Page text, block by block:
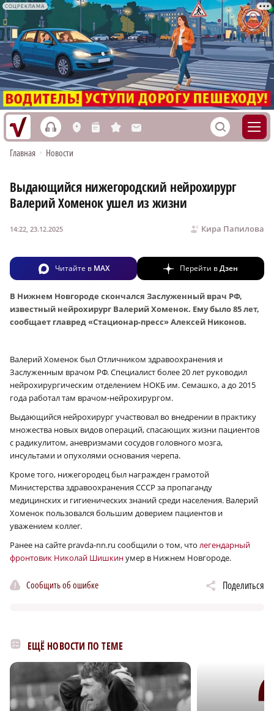
СОЦРЕКЛАМА
h L n s M S
Главная • Новости
Выдающийся нижегородский нейрохирург
Валерий Хоменок ушел из жизни
Кира Папилова
14:22, 23.12.2025
Читайте в MAX Перейти вДзен
В Нижнем Новгороде скончался Заслуженный врач РФ,
известный нейрохирург Валерий Хоменок. Ему было 85 лет,
сообщает главред «Стационар-пресс» Алексей Никонов.
Валерий Хоменок был Отличником здравоохранения и
Заслуженным врачом РФ. Специалист более 20 лет руководил
нейрохирургическим отделением НОКБ им. Семашко, а до 2015
года работал там врачом-нейрохирургом.
Выдающийся нейрохирург участвовал во внедрении в практику
множества новых видов операций, спасающих жизни пациентов
с радикулитом, аневризмами сосудов головного мозга,
инсультами и опухолями основания черепа.
Кроме того, нижегородец был награжден грамотой
Министерства здравоохранения СССР за пропаганду
медицинских и гигиенических знаний среди населения. Валерий
Хоменок пользовался большим доверием пациентов и
уважением коллег.
Ранее на сайте pravda-nn.ru сообщили о том, что легендарный
фронтовик Николай Шишкинумер в Нижнем Новгороде.
Сообщить об ошибке Поделиться
ЕЩЁ НОВОСТИ ПО ТЕМЕ